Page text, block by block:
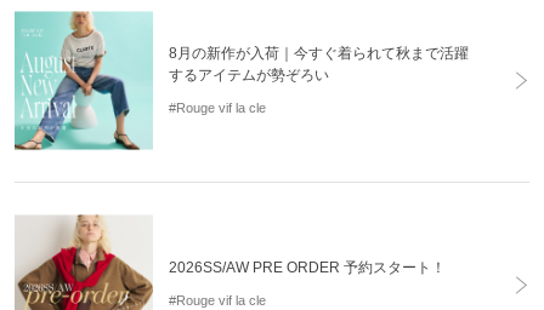
8月の新作が入荷｜今すぐ着られて秋まで活躍
するアイテムが勢ぞろい
#Rouge vif la cle
2026SS/AW PRE ORDER 予約スタート！
#Rouge vif la cle